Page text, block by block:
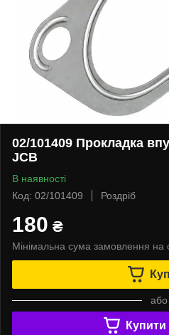
02/101409 Прокладка
JCB
В наявності
Код: 02/101409
Роздріб
180 ₴
Мінімальна сума замовлення на
або
Купити